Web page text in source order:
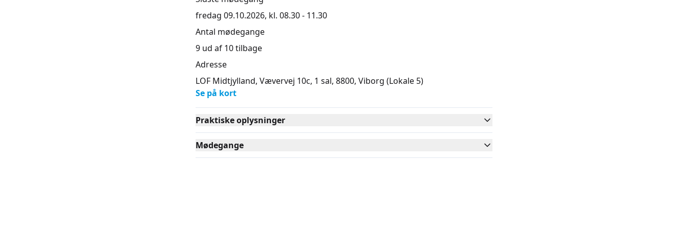
fredag 09.10.2026, kl. 08.30 - 11.30
Antal mødegange
9 ud af 10 tilbage
Adresse
LOF Midtjylland, Vævervej 10c, 1 sal, 8800, Viborg (Lokale 5)
Se på kort
Praktiske oplysninger
Mødegange